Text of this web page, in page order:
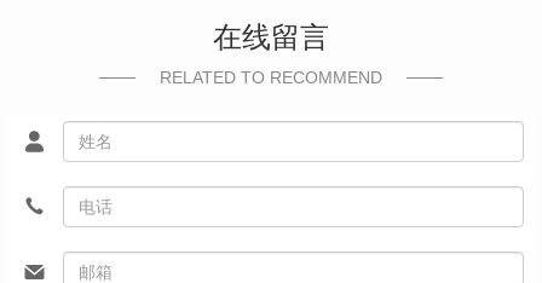
在线留言
RELATED TO RECOMMEND